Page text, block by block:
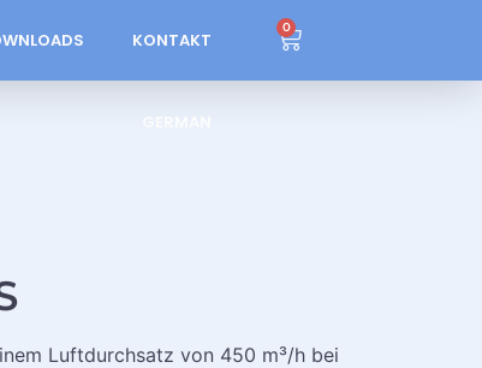
KONTAKT
0
Luftdurchsatz von 450 m³/h bei